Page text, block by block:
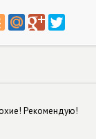
Рекомендую!